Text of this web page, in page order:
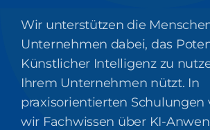
Wir unterstützen die
Unternehmen dabei, das
Künstlicher Intelligenz zu
Ihrem Unternehmen nützt. In
praxisorientierten Schulungen
wir Fachwissen über KI-